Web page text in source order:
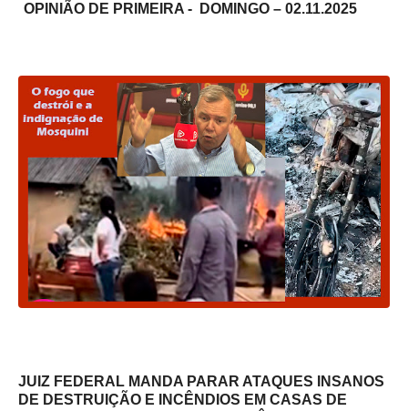
OPINIÃO DE PRIMEIRA - DOMINGO – 02.11.2025
JUIZ FEDERAL MANDA PARAR ATAQUES INSANOS
DE DESTRUIÇÃO E INCÊNDIOS EM CASAS DE